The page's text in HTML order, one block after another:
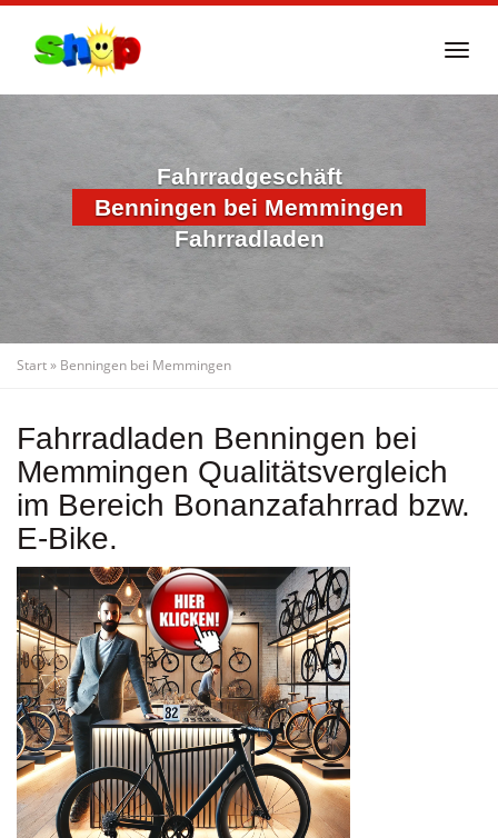
Fahrradgeschäft
Benningen bei Memmingen
Fahrradladen
Start» Benningen bei Memmingen
Fahrradladen Benningen bei
Memmingen Qualitätsvergleich
im Bereich Bonanzafahrrad bzw.
E-Bike.